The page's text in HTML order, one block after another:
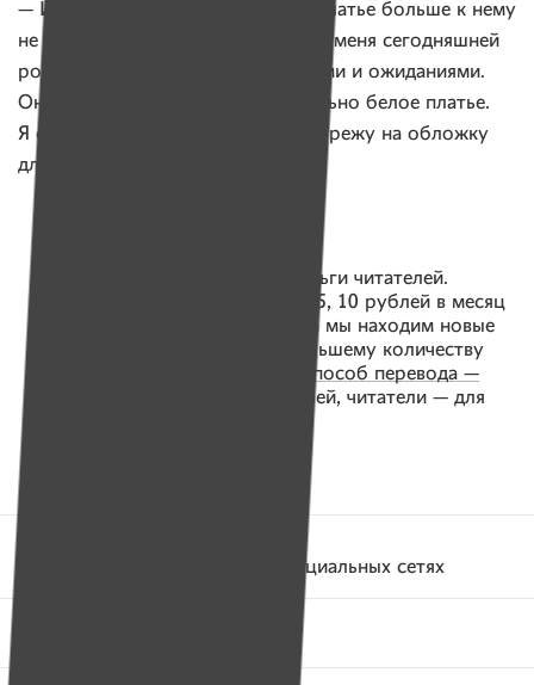
— Изменилось мое состояние — платье больше к нему
не подходит. Как не подходит для меня сегодняшней
роль жены со всеми предписаниями и ожиданиями.
Она меня ограничивала, как идеально белое платье.
Я свое платье с удовольствием порежу на обложку
для будущей фотокниги.
«Имена» работают на деньги читателей.
Вы оформляете подписку на 3, 5, 10 рублей в месяц
или делаете разовый платеж, а мы находим новые
истории и помогаем еще большему количеству
Выберите удобный способ перевода —
«Имена» — для читателей, читатели — для
Поделитесь этой историей в социальных сетях